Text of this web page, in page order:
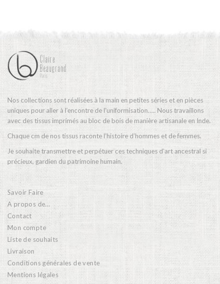
Nos collections sont réalisées à la main en petites séries et en pièces
uniques pour aller à l’encontre de l’uniformisation….. Nous travaillons
avec des tissus imprimés au bloc de bois de manière artisanale en Inde.
Chaque cm de nos tissus raconte l’histoire d’hommes et de femmes.
Je souhaite transmettre et perpétuer ces techniques d’art ancestral si
précieux, gardien du patrimoine humain.
Savoir Faire
A propos de…
Contact
Mon compte
Liste de souhaits
Livraison
Conditions générales de vente
Mentions légales